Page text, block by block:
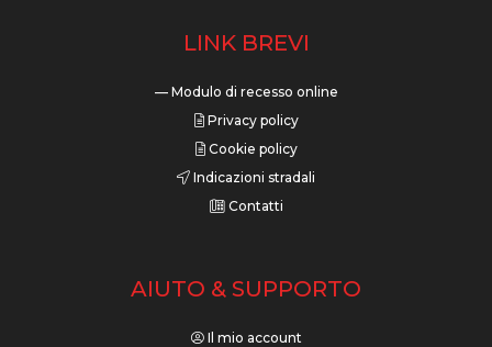
LINK BREVI
— Modulo di recesso online
Privacy policy
Cookie policy
Indicazioni stradali
Contatti
AIUTO & SUPPORTO
Il mio account